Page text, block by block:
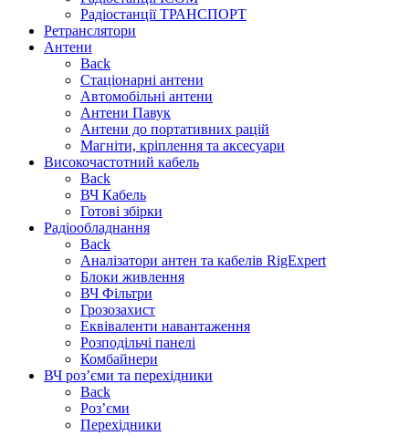
Радіостанції ТРАНСПОРТ
Ретранслятори
Антени
Back
Стаціонарні антени
Автомобільні антени
Антени Павук
Антени до портативних рацій
Магніти, кріплення та аксесуари
Високочастотний кабель
Back
ВЧ Кабель
Готові збірки
Радіообладнання
Back
Аналізатори антен та кабелів RigExpert
Блоки живлення
ВЧ Фільтри
Грозозахист
Еквіваленти навантаження
Розподільчі панелі
Комбайнери
ВЧ роз’єми та перехідники
Back
Роз’єми
Перехідники